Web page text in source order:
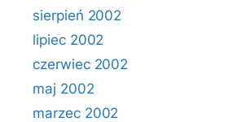
sierpień 2002
lipiec 2002
czerwiec 2002
maj 2002
marzec 2002